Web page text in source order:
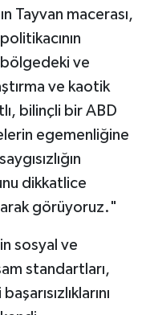
Tayvan macerası,
ve
ve kaotik
bilinçli bir ABD
egemenliğine
dikkatlice
görüyoruz."
sosyal ve
standartları,